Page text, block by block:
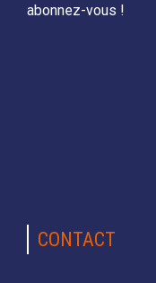
abonnez-vous !
CONTACT